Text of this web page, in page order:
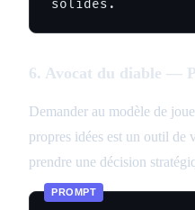
solides.
6. Avocat du diable —
Demander au modèle de
propres idées est un outil de
prendre une décision